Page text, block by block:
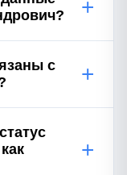
+
с
+
+